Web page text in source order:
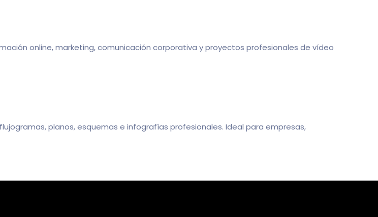
online, marketing, comunicación corporativa y proyectos profesionales de vídeo
planos, esquemas e infografías profesionales. Ideal para empresas,